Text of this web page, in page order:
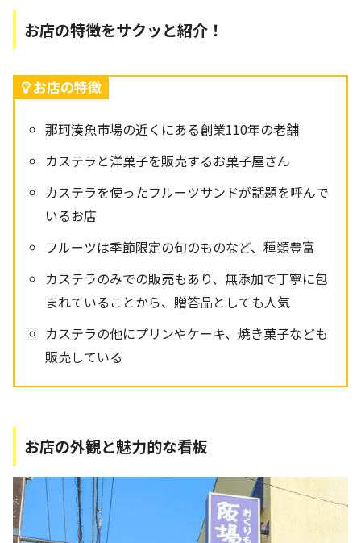
お店の特徴をサクッと紹介！
お店の特徴
那珂湊魚市場の近くにある創業110年の老舗
カステラと洋菓子を販売するお菓子屋さん
カステラを使ったフルーツサンドが話題を呼んで
いるお店
フルーツは季節限定の旬のものなど、種類豊富
カステラのみでの販売もあり、無添加で丁寧に包
まれていることから、贈答品としても人気
カステラの他にプリンやケーキ、焼き菓子なども
販売している
お店の外観と魅力的な看板